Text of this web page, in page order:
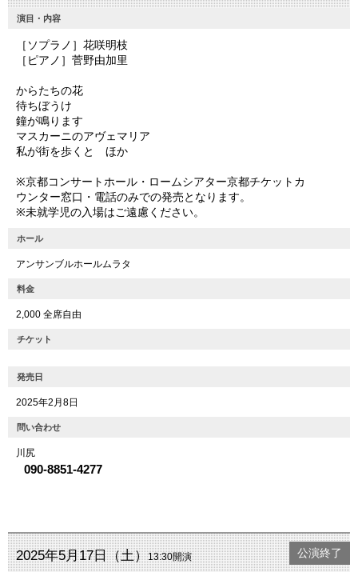
演目・内容
［ソプラノ］花咲明枝
［ピアノ］菅野由加里
からたちの花
待ちぼうけ
鐘が鳴ります
マスカーニのアヴェマリア
私が街を歩くと ほか
※京都コンサートホール・ロームシアター京都チケットカ
ウンター窓口・電話のみでの発売となります。
※未就学児の入場はご遠慮ください。
ホール
アンサンブルホールムラタ
料金
2,000 全席自由
チケット
発売日
2025年2月8日
問い合わせ
川尻
090-8851-4277
2025年5月17日（土）13:30開演 公演終了